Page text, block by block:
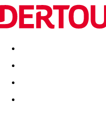
Destinatii Vacanta perfecta